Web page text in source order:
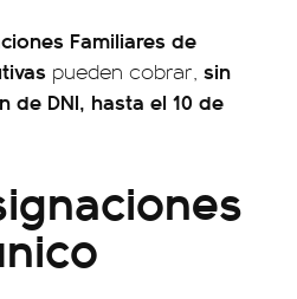
Familiares de
pueden cobrar, sin
DNI, hasta el 10 de